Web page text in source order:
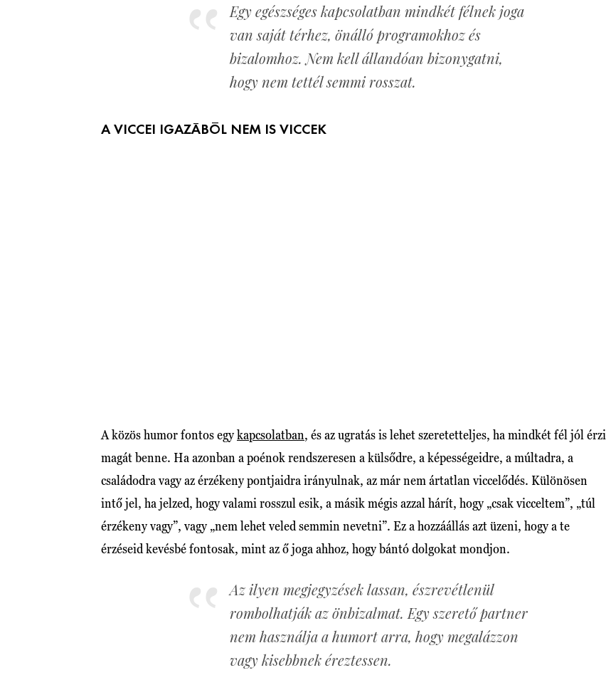
Egy egészséges kapcsolatban mindkét félnek joga
van saját térhez, önálló programokhoz és
bizalomhoz. Nem kell állandóan bizonygatni,
hogy nem tettél semmi rosszat.
A VICCEI IGAZÁBÓL NEM IS VICCEK
A közös humor fontos egykapcsolatban, és az ugratás is lehet szeretetteljes, ha mindkét fél jól érzi
magát benne. Ha azonban a poénok rendszeresen a külsődre, a képességeidre, a múltadra, a
családodra vagy az érzékeny pontjaidra irányulnak, az már nem ártatlan viccelődés. Különösen
intő jel, ha jelzed, hogy valami rosszul esik, a másik mégis azzal hárít, hogy „csak vicceltem”, „túl
érzékeny vagy”, vagy „nem lehet veled semmin nevetni”. Ez a hozzáállás azt üzeni, hogy a te
érzéseid kevésbé fontosak, mint az ő joga ahhoz, hogy bántó dolgokat mondjon.
Az ilyen megjegyzések lassan, észrevétlenül
rombolhatják az önbizalmat. Egy szerető partner
nem használja a humort arra, hogy megalázzon
vagy kisebbnek éreztessen.